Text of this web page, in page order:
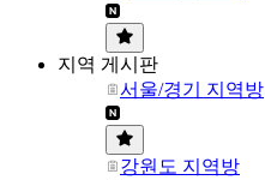
지역 게시판
서울/경기 지역방
강원도 지역방